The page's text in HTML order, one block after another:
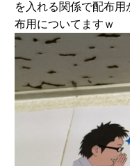
を入れる関係で配布
布用についてますｗ